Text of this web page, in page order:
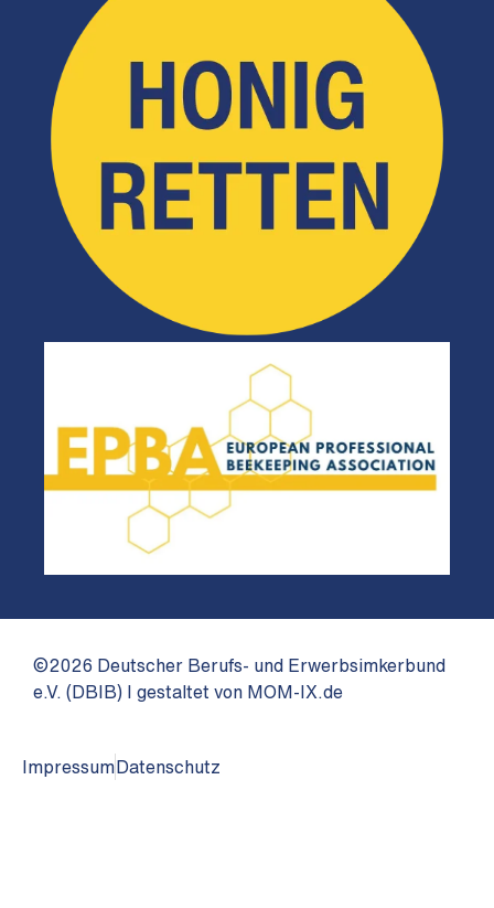
©2026 Deutscher Berufs- und Erwerbsimkerbund
e.V. (DBIB) I gestaltet von MOM-IX.de
Impressum Datenschutz